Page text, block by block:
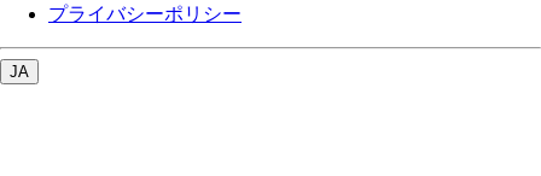
プライバシーポリシー
JA